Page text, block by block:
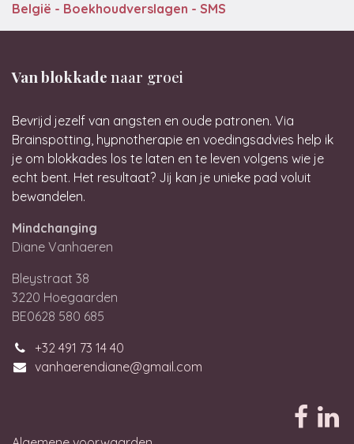
België - Boekhoudverslagen - SMS
Van blokkade naar groei
Bevrijd jezelf van angsten en oude patronen. Via
Brainspotting, hypnotherapie en voedingsadvies help ik
je om blokkades los te laten en te leven volgens wie je
echt bent. Het resultaat? Jij kan je unieke pad voluit
bewandelen.
Mindchanging
Diane Vanhaeren
Bleystraat 38
3220 Hoegaarden
BE0628 580 685
+32 491 73 14 40
vanhaerendiane@gmail.com